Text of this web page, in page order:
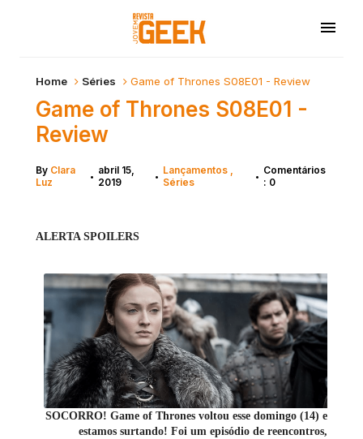
Home Séries Game of Thrones S08E01 - Review
Game of Thrones S08E01 -
Review
By Clara
Luz
• abril 15,
2019
• Lançamentos
Séries
• Comentários
: 0
ALERTA SPOILERS
SOCORRO! Game of Thrones voltou esse domingo (14) e
estamos surtando! Foi um episódio de reencontros,